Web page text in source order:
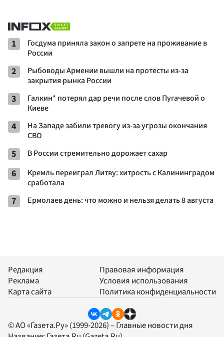
1
Госдума приняла закон о запрете на проживание в
России
2
Рыбоводы Армении вышли на протесты из-за
закрытия рынка России
3
Галкин* потерял дар речи после слов Пугачевой о
Киеве
4
На Западе забили тревогу из-за угрозы окончания
СВО
5 В России стремительно дорожает сахар
6
Кремль переиграл Литву: хитрость с Калининградом
сработала
7 Ермолаев день: что можно и нельзя делать 8 августа
Редакция
Реклама
Карта сайта
Правовая информация
Условия использования
Политика конфиденциальности
© АО «Газета.Ру» (1999-2026) – Главные новости дня